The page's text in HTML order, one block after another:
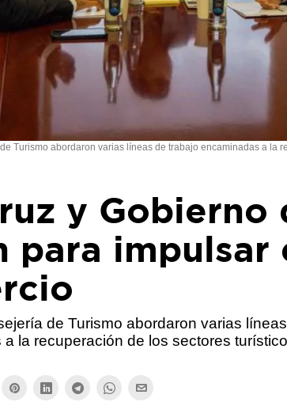
Turismo abordaron varias líneas de trabajo encaminadas a la
y Gobierno
para impulsar
de Turismo abordaron varias
la recuperación de los sectores